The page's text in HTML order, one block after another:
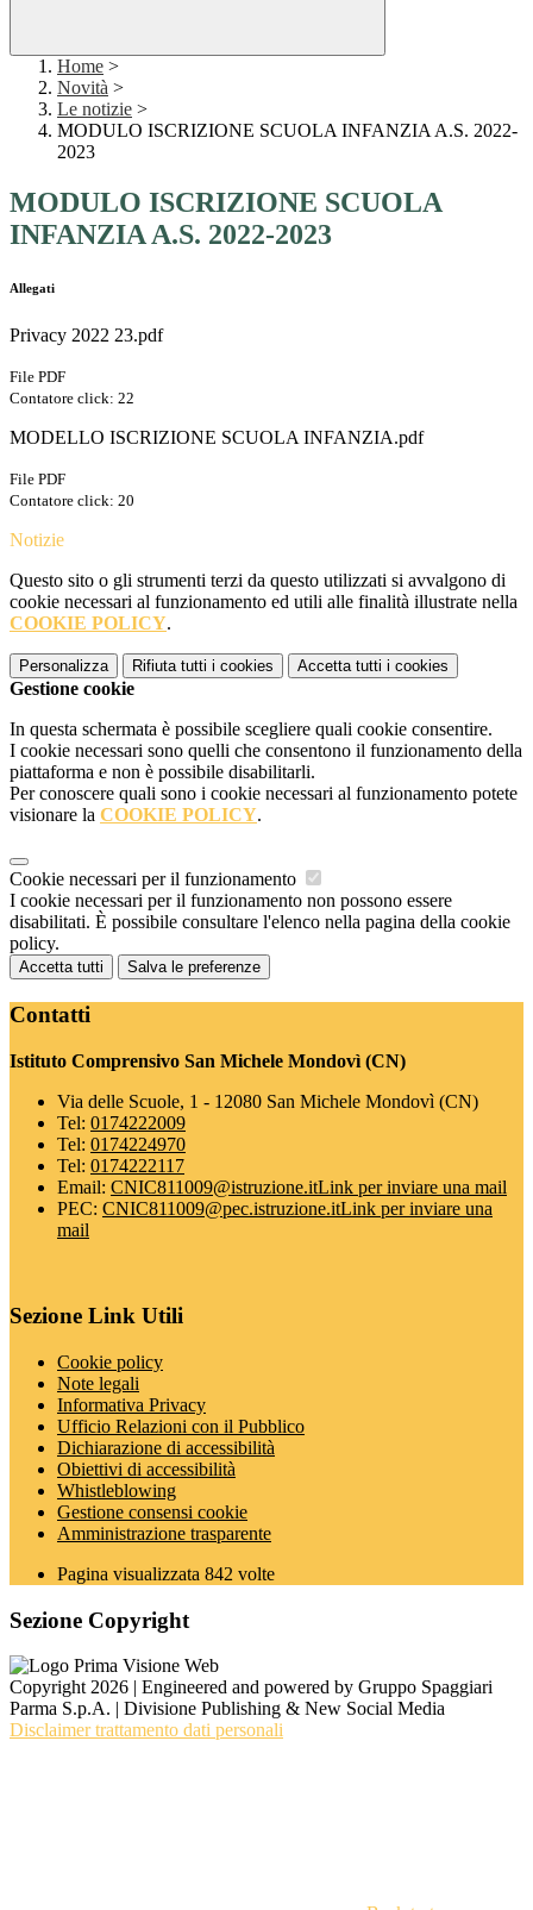
Home >
Novità >
Le notizie >
MODULO ISCRIZIONE SCUOLA INFANZIA A.S. 2022-
2023
MODULO ISCRIZIONE SCUOLA
INFANZIA A.S. 2022-2023
Allegati
Privacy 2022 23.pdf
File PDF
Contatore click: 22
MODELLO ISCRIZIONE SCUOLA INFANZIA.pdf
File PDF
Contatore click: 20
Notizie
Questo sito o gli strumenti terzi da questo utilizzati si avvalgono di
cookie necessari al funzionamento ed utili alle finalità illustrate nella
COOKIE POLICY.
Personalizza Rifiuta tutti i cookies Accetta tutti i cookies
Gestione cookie
In questa schermata è possibile scegliere quali cookie consentire.
I cookie necessari sono quelli che consentono il funzionamento della
piattaforma e non è possibile disabilitarli.
Per conoscere quali sono i cookie necessari al funzionamento potete
visionare la COOKIE POLICY.
Cookie necessari per il funzionamento
I cookie necessari per il funzionamento non possono essere
disabilitati. È possibile consultare l'elenco nella pagina della cookie
policy.
Accetta tutti Salva le preferenze
Contatti
Istituto Comprensivo San Michele Mondovì (CN)
Via delle Scuole, 1 - 12080 San Michele Mondovì (CN)
Tel: 0174222009
Tel: 0174224970
Tel: 0174222117
Email: CNIC811009@istruzione.itLink per inviare una mail
PEC: CNIC811009@pec.istruzione.itLink per inviare una
mail
Sezione Link Utili
Cookie policy
Note legali
Informativa Privacy
Ufficio Relazioni con il Pubblico
Dichiarazione di accessibilità
Obiettivi di accessibilità
Whistleblowing
Gestione consensi cookie
Amministrazione trasparente
Pagina visualizzata 842 volte
Sezione Copyright
Copyright 2026 | Engineered and powered by Gruppo Spaggiari
Parma S.p.A. | Divisione Publishing & New Social Media
Disclaimer trattamento dati personali